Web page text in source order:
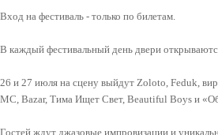
Вход на фестиваль - только по билетам.
В каждый фестивальный день двери
26 и 27 июля на сцену выйдут Zoloto, Feduk,
МС, Bazar, Тима Ищет Свет, Beautiful Boys и
Гостей ждут джазовые импровизации и